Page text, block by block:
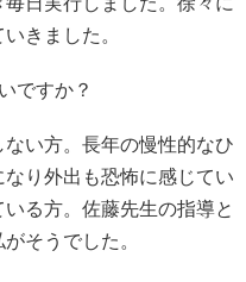
きました。
ですか？
い方。長年の慢性的なひ
り外出も恐怖に感じてい
る方。佐藤先生の指導と
そうでした。